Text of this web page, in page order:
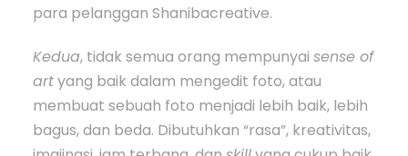
para pelanggan Shanibacreative.
Kedua, tidak semua orang mempunyaisense of
artyang baik dalam mengedit foto, atau
membuat sebuah foto menjadi lebih baik, lebih
bagus, dan beda. Dibutuhkan “rasa”, kreativitas,